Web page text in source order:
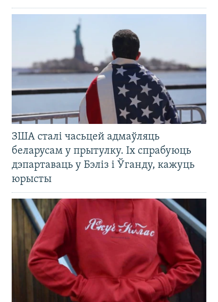
ЗША сталі часьцей адмаўляць
беларусам у прытулку. Іх спрабуюць
дэпартаваць у Бэліз і Ўганду, кажуць
юрысты